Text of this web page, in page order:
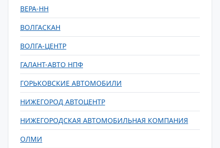
ВЕРА-НН
ВОЛГАСКАН
ВОЛГА-ЦЕНТР
ГАЛАНТ-АВТО НПФ
ГОРЬКОВСКИЕ АВТОМОБИЛИ
НИЖЕГОРОД АВТОЦЕНТР
НИЖЕГОРОДСКАЯ АВТОМОБИЛЬНАЯ КОМПАНИЯ
ОЛМИ